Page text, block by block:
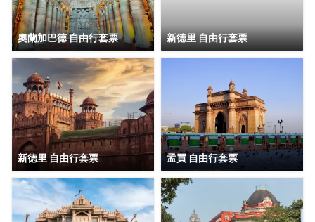
奧蘭加巴德 自由行套票 新德里 自由行套票
新德里 自由行套票 孟買 自由行套票